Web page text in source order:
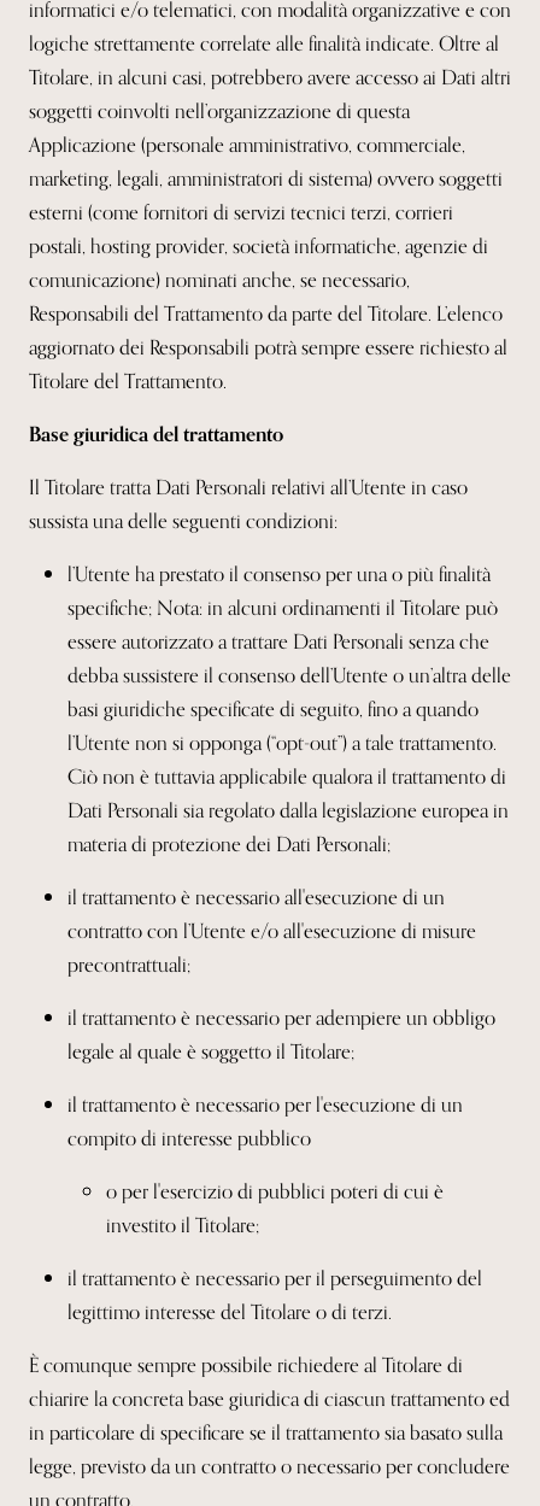
informatici e/o telematici, con modalità organizzative e con
logiche strettamente correlate alle finalità indicate. Oltre al
Titolare, in alcuni casi, potrebbero avere accesso ai Dati altri
soggetti coinvolti nell’organizzazione di questa
Applicazione (personale amministrativo, commerciale,
marketing, legali, amministratori di sistema) ovvero soggetti
esterni (come fornitori di servizi tecnici terzi, corrieri
postali, hosting provider, società informatiche, agenzie di
comunicazione) nominati anche, se necessario,
Responsabili del Trattamento da parte del Titolare. L’elenco
aggiornato dei Responsabili potrà sempre essere richiesto al
Titolare del Trattamento.
Base giuridica del trattamento
Il Titolare tratta Dati Personali relativi all’Utente in caso
sussista una delle seguenti condizioni:
l’Utente ha prestato il consenso per una o più finalità
specifiche; Nota: in alcuni ordinamenti il Titolare può
essere autorizzato a trattare Dati Personali senza che
debba sussistere il consenso dell’Utente o un’altra delle
basi giuridiche specificate di seguito, fino a quando
l’Utente non si opponga (“opt-out”) a tale trattamento.
Ciò non è tuttavia applicabile qualora il trattamento di
Dati Personali sia regolato dalla legislazione europea in
materia di protezione dei Dati Personali;
il trattamento è necessario all'esecuzione di un
contratto con l’Utente e/o all'esecuzione di misure
precontrattuali;
il trattamento è necessario per adempiere un obbligo
legale al quale è soggetto il Titolare;
il trattamento è necessario per l'esecuzione di un
compito di interesse pubblico
o per l'esercizio di pubblici poteri di cui è
investito il Titolare;
il trattamento è necessario per il perseguimento del
legittimo interesse del Titolare o di terzi.
È comunque sempre possibile richiedere al Titolare di
chiarire la concreta base giuridica di ciascun trattamento ed
in particolare di specificare se il trattamento sia basato sulla
legge, previsto da un contratto o necessario per concludere